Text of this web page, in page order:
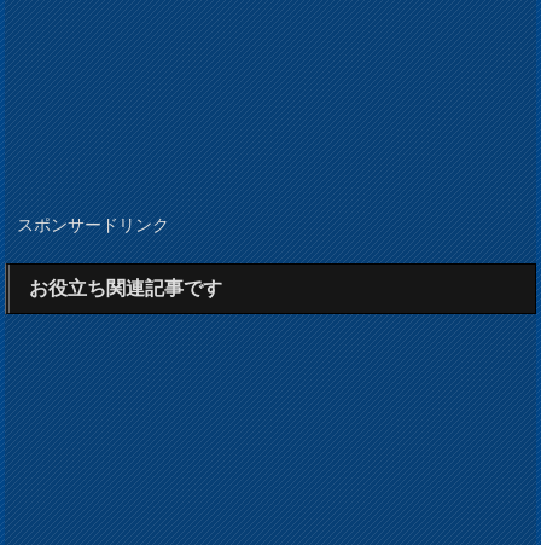
スポンサードリンク
お役立ち関連記事です